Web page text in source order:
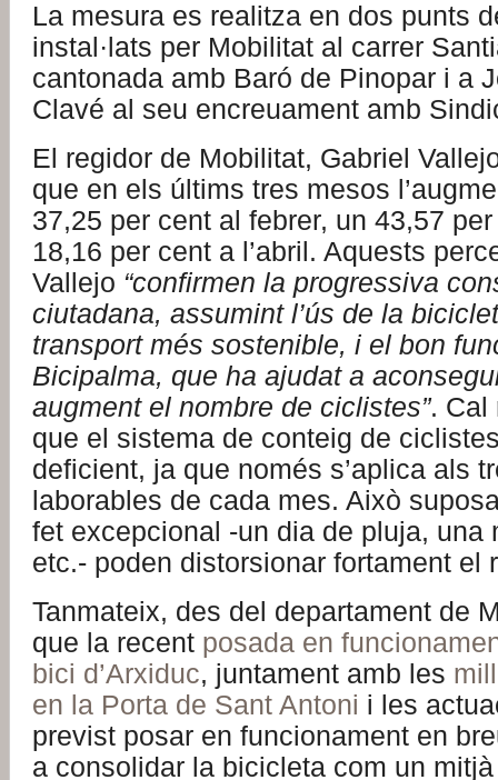
La mesura es realitza en dos punts
instal·lats per Mobilitat al carrer
cantonada amb Baró de Pinopar i a
Clavé al seu encreuament amb
El regidor de Mobilitat, Gabriel
que en els últims tres mesos
37,25 per cent al febrer, un 43,57
18,16 per cent a l’abril. Aquests
Vallejo “confirmen la progressiva
ciutadana, assumint l’ús de la
transport més sostenible, i el bon
Bicipalma, que ha ajudat a
augment el nombre de ciclistes”. Cal
que el sistema de conteig de
deficient, ja que només s’aplica als
laborables de cada mes. Això
fet excepcional -un dia de pluja, una
etc.- poden distorsionar fortament el
Tanmateix, des del departament de
que la recent posada en
bici d’Arxiduc, juntament amb les
en la Porta de Sant Antoni i les
previst posar en funcionament en
a consolidar la bicicleta com un